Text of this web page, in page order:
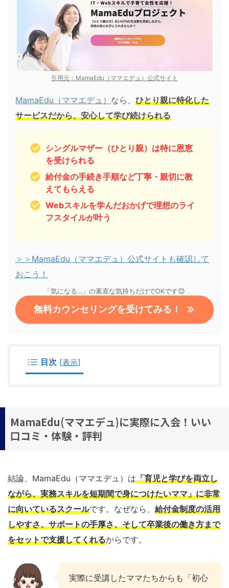
引用元：MamaEdu（ママエデュ）公式サイト
MamaEdu（ママエデュ） なら、 ひとり親に特化した
サービスだから、安心して学び続けられる
シングルマザー（ひとり親）は特に恩恵
を受けられる
給付金の手続き手順など丁寧・親切に教
えてもらえる
Webスキルを学んだおかげで理想のライ
フスタイルが叶う
＞＞MamaEdu（ママエデュ）公式サイトも確認して
おこう！
「気になる…」の素直な気持ちだけでOKです😊
無料カウンセリングを受けてみる！
目次 [表示]
MamaEdu(ママエデュ)に実際に入会！いい
口コミ・体験・評判
結論、MamaEdu（ママエデュ）は「育児と学びを両立し
ながら、実務スキルを短期間で身につけたいママ」に非常
に向いているスクールです。なぜなら、 給付金制度の活用
しやすさ、サポートの手厚さ、そして卒業後の働き方まで
をセットで支援してくれるからです。
実際に受講したママたちからも「初心